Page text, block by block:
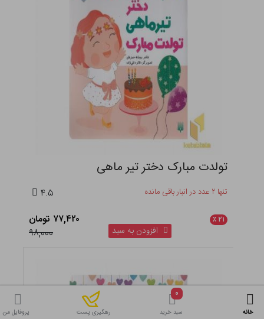
تولدت مبارک دختر تیر ماهی
تنها ۲ عدد در انبار باقی مانده ۴.۵
۲۱ ٪
۷۷,۴۲۰ تومان
۹۸,۰۰۰
افزودن به سبد
خانه
۰
سبد خرید رهگیری پست پروفایل من